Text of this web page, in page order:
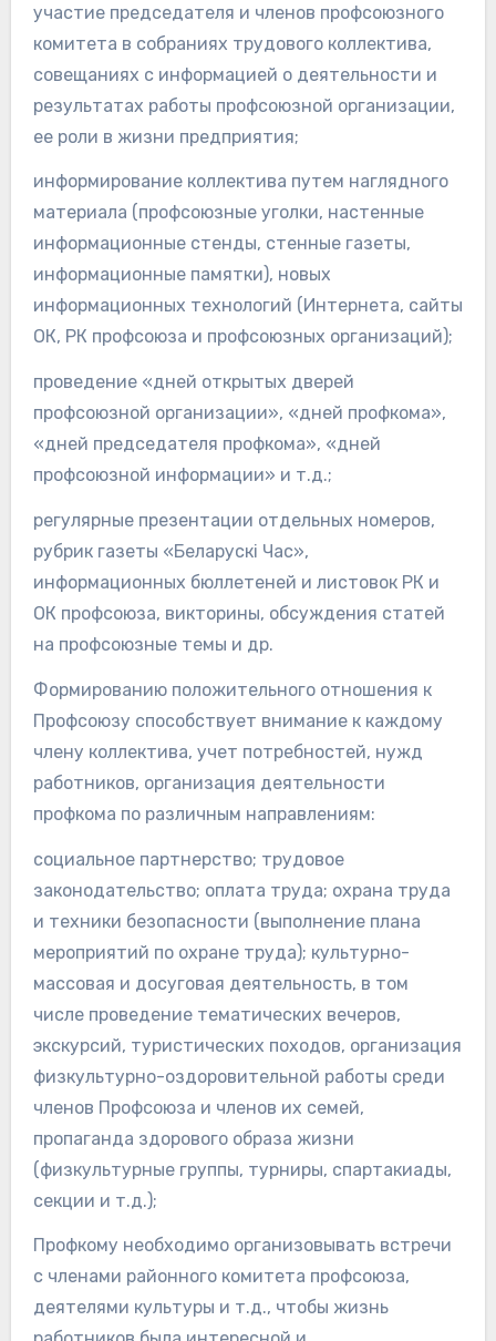
участие председателя и членов профсоюзного
комитета в собраниях трудового коллектива,
совещаниях с информацией о деятельности и
результатах работы профсоюзной организации,
ее роли в жизни предприятия;
информирование коллектива путем наглядного
материала (профсоюзные уголки, настенные
информационные стенды, стенные газеты,
информационные памятки), новых
информационных технологий (Интернета, сайты
ОК, РК профсоюза и профсоюзных организаций);
проведение «дней открытых дверей
профсоюзной организации», «дней профкома»,
«дней председателя профкома», «дней
профсоюзной информации» и т.д.;
регулярные презентации отдельных номеров,
рубрик газеты «Беларускі Час»,
информационных бюллетеней и листовок РК и
ОК профсоюза, викторины, обсуждения статей
на профсоюзные темы и др.
Формированию положительного отношения к
Профсоюзу способствует внимание к каждому
члену коллектива, учет потребностей, нужд
работников, организация деятельности
профкома по различным направлениям:
социальное партнерство; трудовое
законодательство; оплата труда; охрана труда
и техники безопасности (выполнение плана
мероприятий по охране труда); культурно-
массовая и досуговая деятельность, в том
числе проведение тематических вечеров,
экскурсий, туристических походов, организация
физкультурно-оздоровительной работы среди
членов Профсоюза и членов их семей,
пропаганда здорового образа жизни
(физкультурные группы, турниры, спартакиады,
секции и т.д.);
Профкому необходимо организовывать встречи
с членами районного комитета профсоюза,
деятелями культуры и т.д., чтобы жизнь